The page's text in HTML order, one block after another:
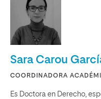
Sara Carou
COORDINADORA
Es Doctora en Derecho,